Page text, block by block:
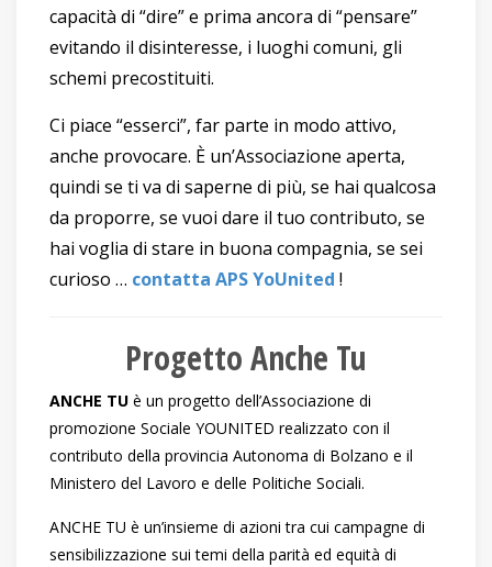
capacità di “dire” e prima ancora di “pensare”
evitando il disinteresse, i luoghi comuni, gli
schemi precostituiti.
Ci piace “esserci”, far parte in modo attivo,
anche provocare. È un’Associazione aperta,
quindi se ti va di saperne di più, se hai qualcosa
da proporre, se vuoi dare il tuo contributo, se
hai voglia di stare in buona compagnia, se sei
curioso … contatta APS YoUnited !
Progetto Anche Tu
ANCHE TU è un progetto dell’Associazione di
promozione Sociale YOUNITED realizzato con il
contributo della provincia Autonoma di Bolzano e il
Ministero del Lavoro e delle Politiche Sociali.
ANCHE TU è un’insieme di azioni tra cui campagne di
sensibilizzazione sui temi della parità ed equità di